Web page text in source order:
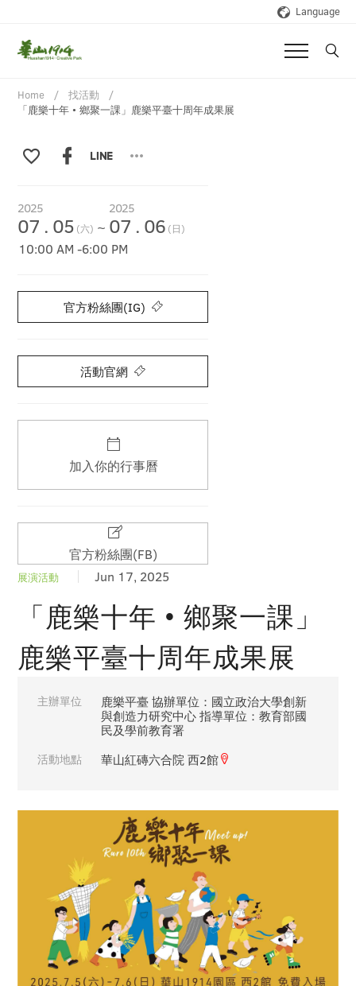
Language
Home
找活動
「鹿樂十年 • 鄉聚一課」鹿樂平臺十周年成果展
2025
07 . 05 (六) ~
2025
07 . 06 (日)
10:00 AM-6:00 PM
加入你的行事曆
官方粉絲團(FB)
展演活動 Jun 17, 2025
「鹿樂十年 • 鄉聚一課」
鹿樂平臺十周年成果展
主辦單位
鹿樂平臺 協辦單位：國立政治大學創新
與創造力研究中心 指導單位：教育部國
民及學前教育署
活動地點 華山紅磚六合院 西2館